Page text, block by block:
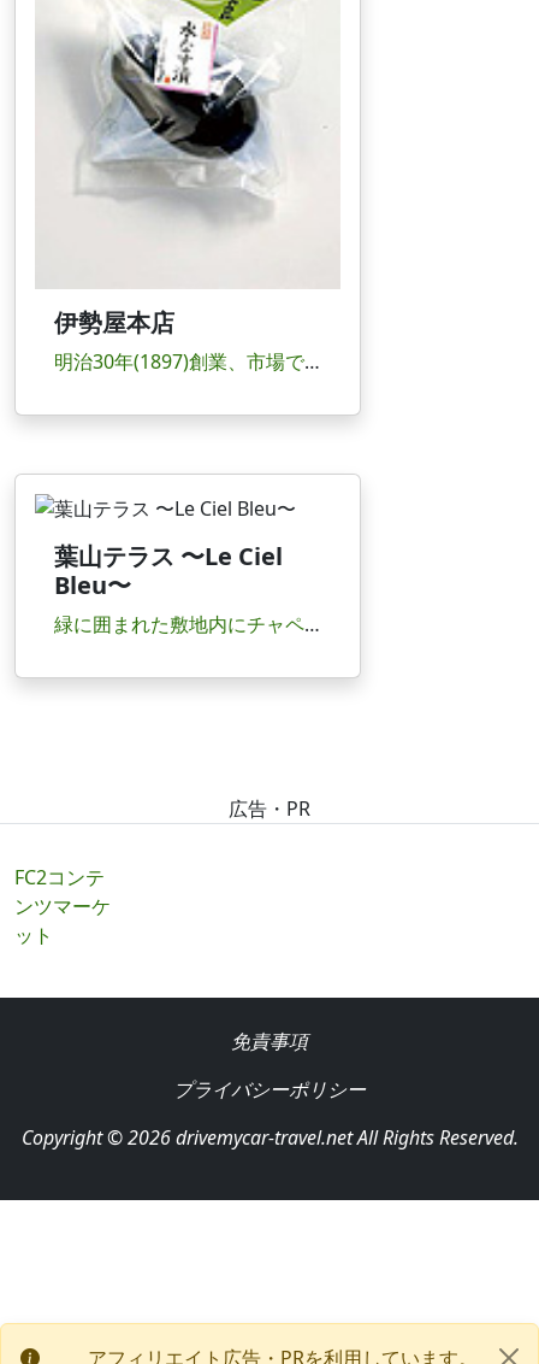
伊勢屋本店
明治30年(1897)創業、市場でも最古参にあたる老舗。一切機械化せず伝統の製法で作る漬け...
葉山テラス 〜Le Ciel
Bleu〜
緑に囲まれた敷地内にチャペルと白亜の館が立ち、ウエディングにも人気。店内からは相模湾を望み...
広告・PR
FC2コンテ
ンツマーケ
ット
免責事項
プライバシーポリシー
Copyright © 2026 drivemycar-travel.net All Rights Reserved.
アフィリエイト広告・PRを利用しています。